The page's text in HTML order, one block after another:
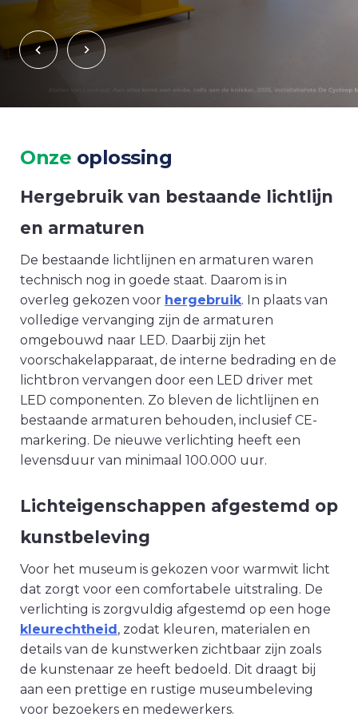
Onze oplossing
Hergebruik van bestaande lichtlijn
en armaturen
De bestaande lichtlijnen en armaturen waren
technisch nog in goede staat. Daarom is in
overleg gekozen voor hergebruik. In plaats van
volledige vervanging zijn de armaturen
omgebouwd naar LED. Daarbij zijn het
voorschakelapparaat, de interne bedrading en de
lichtbron vervangen door een LED driver met
LED componenten. Zo bleven de lichtlijnen en
bestaande armaturen behouden, inclusief CE-
markering. De nieuwe verlichting heeft een
levensduur van minimaal 100.000 uur.
Lichteigenschappen afgestemd op
kunstbeleving
Voor het museum is gekozen voor warmwit licht
dat zorgt voor een comfortabele uitstraling. De
verlichting is zorgvuldig afgestemd op een hoge
kleurechtheid, zodat kleuren, materialen en
details van de kunstwerken zichtbaar zijn zoals
de kunstenaar ze heeft bedoeld. Dit draagt bij
aan een prettige en rustige museumbeleving
voor bezoekers en medewerkers.